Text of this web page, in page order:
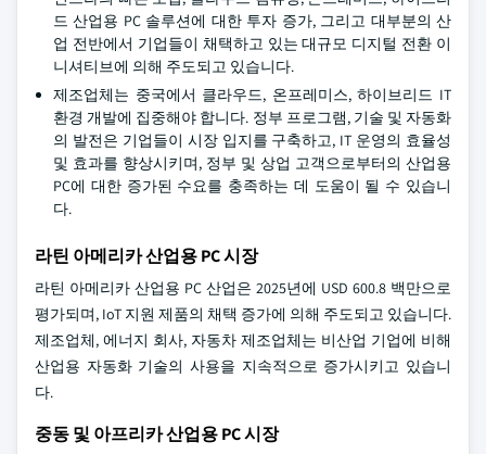
드 산업용 PC 솔루션에 대한 투자 증가, 그리고 대부분의 산
업 전반에서 기업들이 채택하고 있는 대규모 디지털 전환 이
니셔티브에 의해 주도되고 있습니다.
제조업체는 중국에서 클라우드, 온프레미스, 하이브리드 IT
환경 개발에 집중해야 합니다. 정부 프로그램, 기술 및 자동화
의 발전은 기업들이 시장 입지를 구축하고, IT 운영의 효율성
및 효과를 향상시키며, 정부 및 상업 고객으로부터의 산업용
PC에 대한 증가된 수요를 충족하는 데 도움이 될 수 있습니
다.
라틴 아메리카 산업용 PC 시장
라틴 아메리카 산업용 PC 산업은 2025년에 USD 600.8 백만으로
평가되며, IoT 지원 제품의 채택 증가에 의해 주도되고 있습니다.
제조업체, 에너지 회사, 자동차 제조업체는 비산업 기업에 비해
산업용 자동화 기술의 사용을 지속적으로 증가시키고 있습니
다.
중동 및 아프리카 산업용 PC 시장